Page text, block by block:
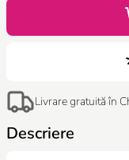
Livrare gratuită în
Descriere